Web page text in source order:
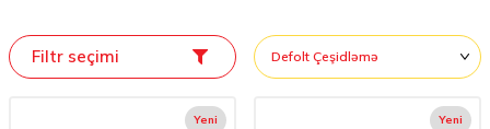
Filtr seçimi
Yeni Yeni